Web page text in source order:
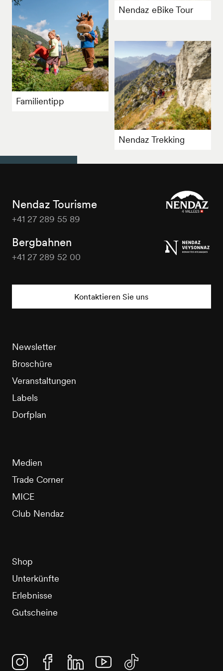
Nendaz eBike Tour
Familientipp
Nendaz Trekking
Nendaz Tourisme
+41 27 289 55 89
Bergbahnen
+41 27 289 52 00
Kontaktieren Sie uns
Newsletter
Broschüre
Veranstaltungen
Labels
Dorfplan
Medien
Trade Corner
MICE
Club Nendaz
Shop
Unterkünfte
Erlebnisse
Gutscheine